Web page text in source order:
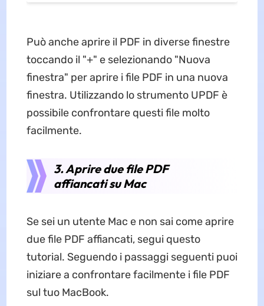
Può anche aprire il PDF in diverse finestre
toccando il "+" e selezionando "Nuova
finestra" per aprire i file PDF in una nuova
finestra. Utilizzando lo strumento UPDF è
possibile confrontare questi file molto
facilmente.
3. Aprire due file PDF
affiancati su Mac
Se sei un utente Mac e non sai come aprire
due file PDF affiancati, segui questo
tutorial. Seguendo i passaggi seguenti puoi
iniziare a confrontare facilmente i file PDF
sul tuo MacBook.